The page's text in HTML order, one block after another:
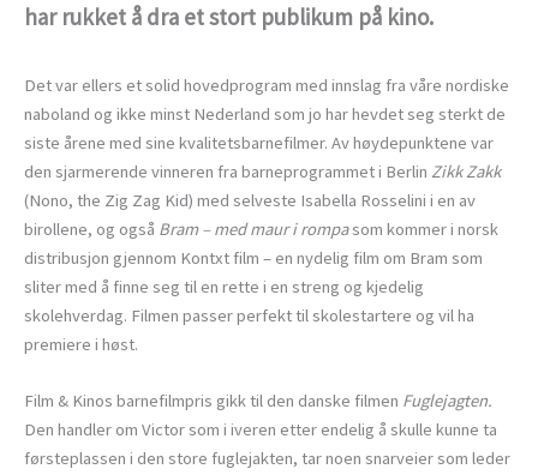
har rukket å dra et stort publikum på kino.
Det var ellers et solid hovedprogram med innslag fra våre nordiske
naboland og ikke minst Nederland som jo har hevdet seg sterkt de
siste årene med sine kvalitetsbarnefilmer. Av høydepunktene var
den sjarmerende vinneren fra barneprogrammet i Berlin Zikk Zakk
(Nono, the Zig Zag Kid) med selveste Isabella Rosselini i en av
birollene, og også Bram – med maur i rompasom kommer i norsk
distribusjon gjennom Kontxt film – en nydelig film om Bram som
sliter med å finne seg til en rette i en streng og kjedelig
skolehverdag. Filmen passer perfekt til skolestartere og vil ha
premiere i høst.
Film & Kinos barnefilmpris gikk til den danske filmen Fuglejagten.
Den handler om Victor som i iveren etter endelig å skulle kunne ta
førsteplassen i den store fuglejakten, tar noen snarveier som leder